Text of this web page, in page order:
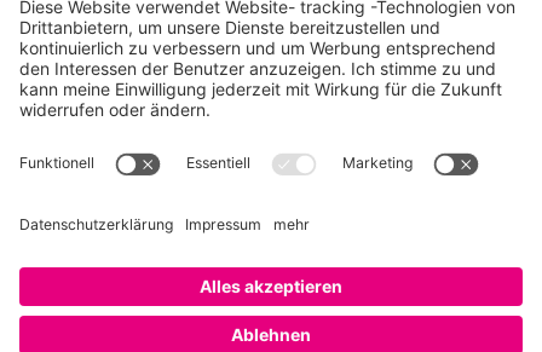
Impressum
Impressum
Cookie-Richtlinie (EU)